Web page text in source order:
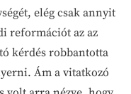
elég csak annyit
reformációt az az
kérdés robbantotta
Ám a vitatkozó